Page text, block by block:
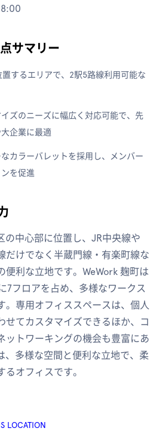
サマリー
するエリアで、2駅5路線利用可能な
ズのニーズに幅広く対応可能で、先
企業に最適
カラーバレットを採用し、メンバー
を促進
の中心部に位置し、JR中央線や
だけでなく半蔵門線・有楽町線な
便利な立地です。WeWork 麹町は
7フロアを占め、多様なワークス
。専用オフィススペースは、個人
せてカスタマイズできるほか、コ
ットワーキングの機会も豊富にあ
、多様な空間と便利な立地で、柔
オフィスです。
LOCATION